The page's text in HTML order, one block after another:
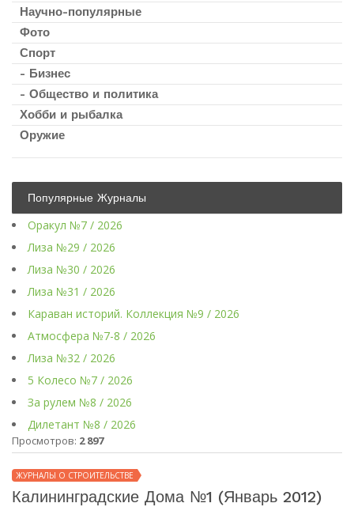
Научно-популярные
Фото
Спорт
- Бизнес
- Общество и политика
Хобби и рыбалка
Оружие
Популярные Журналы
Оракул №7 / 2026
Лиза №29 / 2026
Лиза №30 / 2026
Лиза №31 / 2026
Караван историй. Коллекция №9 / 2026
Атмосфера №7-8 / 2026
Лиза №32 / 2026
5 Колесо №7 / 2026
За рулем №8 / 2026
Дилетант №8 / 2026
Просмотров: 2 897
ЖУРНАЛЫ О СТРОИТЕЛЬСТВЕ
Калининградские Дома №1 (январь 2012)